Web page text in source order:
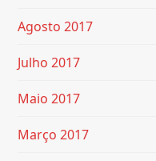
Agosto 2017
Julho 2017
Maio 2017
Março 2017